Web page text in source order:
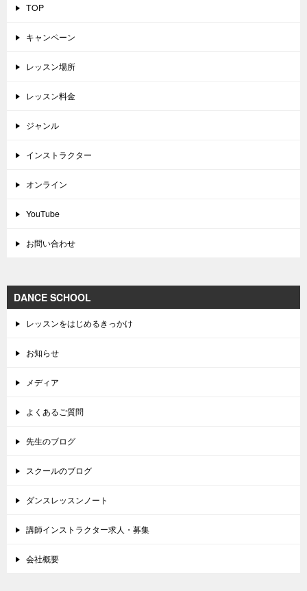
TOP
キャンペーン
レッスン場所
レッスン料金
ジャンル
インストラクター
オンライン
YouTube
お問い合わせ
DANCE SCHOOL
レッスンをはじめるきっかけ
お知らせ
メディア
よくあるご質問
先生のブログ
スクールのブログ
ダンスレッスンノート
講師インストラクター求人・募集
会社概要